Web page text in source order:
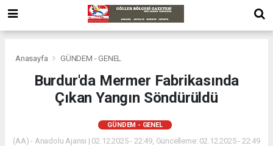
Anasayfa GÜNDEM - GENEL
Burdur'da Mermer Fabrikasında
Çıkan Yangın Söndürüldü
GÜNDEM - GENEL
(AA) - Anadolu Ajansı | 02.12.2025 - 22:49, Güncelleme: 02.12.2025 - 22:49